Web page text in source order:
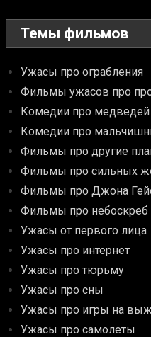
Темы фильмов
Ужасы про ограбления
Фильмы ужасов про
Комедии про медведей
Комедии про
Фильмы про другие
Фильмы про сильных
Фильмы про Джона
Фильмы про небоскреб
Ужасы от первого лица
Ужасы про интернет
Ужасы про тюрьму
Ужасы про сны
Ужасы про игры на
Ужасы про самолеты